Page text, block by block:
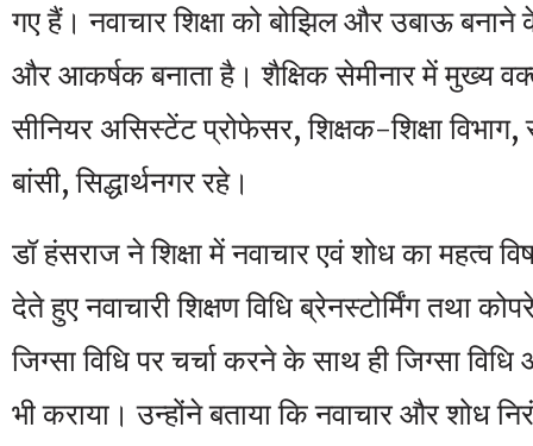
गए हैं। नवाचार शिक्षा को बोझिल और उबाऊ
और आकर्षक बनाता है। शैक्षिक सेमीनार में मुख्य
सीनियर असिस्टेंट प्रोफेसर, शिक्षक-शिक्षा
बांसी, सिद्धार्थनगर रहे।
डॉ हंसराज ने शिक्षा में नवाचार एवं शोध का महत्व
देते हुए नवाचारी शिक्षण विधि ब्रेनस्टोर्मिंग तथा
जिग्सा विधि पर चर्चा करने के साथ ही जिग्सा विधि
भी कराया। उन्होंने बताया कि नवाचार और शोध